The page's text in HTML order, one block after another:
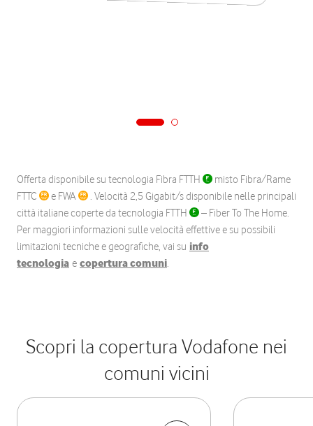
Offerta disponibile su tecnologia Fibra FTTH
misto Fibra/Rame
FTTC
e FWA
. Velocità 2,5 Gigabit/s disponibile nelle principali
città italiane coperte da tecnologia FTTH
– Fiber To The Home.
Per maggiori informazioni sulle velocità effettive e su possibili
limitazioni tecniche e geografiche, vai su info
tecnologia e copertura comuni.
Scopri la copertura Vodafone nei
comuni vicini